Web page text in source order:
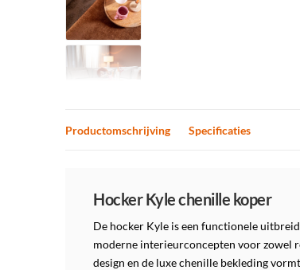
Productomschrijving Specificaties
Hocker Kyle chenille koper
De hocker Kyle is een functionele
moderne interieurconcepten voor zowel
design en de luxe chenille bekleding